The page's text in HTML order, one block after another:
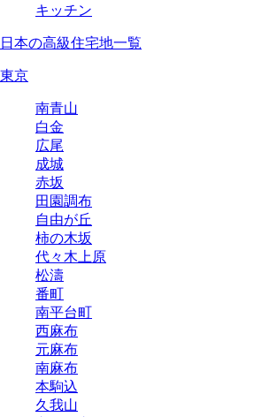
キッチン
日本の高級住宅地一覧
東京
南青山
白金
広尾
成城
赤坂
田園調布
自由が丘
柿の木坂
代々木上原
松濤
番町
南平台町
西麻布
元麻布
南麻布
本駒込
久我山